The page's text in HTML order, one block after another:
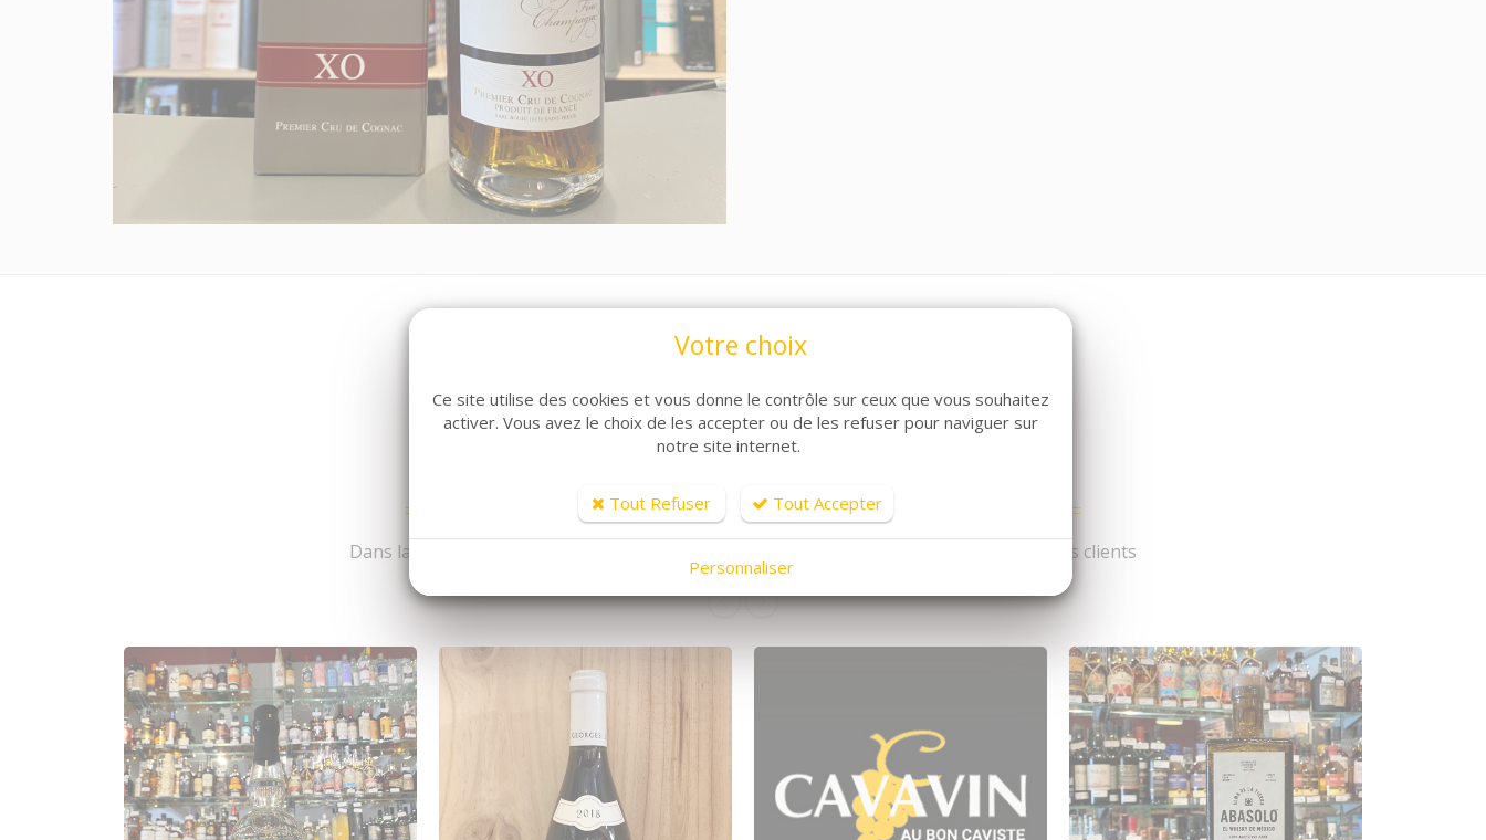
ARTICLES CONNEXES
Dans la même famille de produits, découvrez également ces produits plébiscités par nos clients
Votre choix
Ce site utilise des cookies et vous donne le contrôle sur ceux que vous souhaitez
activer. Vous avez le choix de les accepter ou de les refuser pour naviguer sur
notre site internet.
Tout Refuser Tout Accepter
Personnaliser